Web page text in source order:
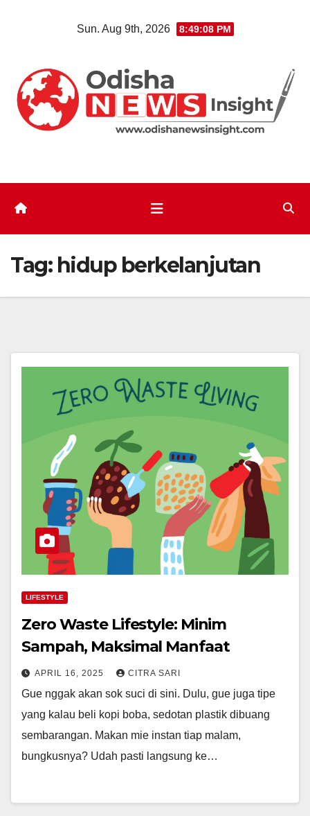
Sun. Aug 9th, 2026 8:49:09 PM
Tag: hidup berkelanjutan
LIFESTYLE
Zero Waste Lifestyle: Minim
Sampah, Maksimal Manfaat
APRIL 16, 2025 CITRA SARI
Gue nggak akan sok suci di sini. Dulu, gue juga tipe
yang kalau beli kopi boba, sedotan plastik dibuang
sembarangan. Makan mie instan tiap malam,
bungkusnya? Udah pasti langsung ke…